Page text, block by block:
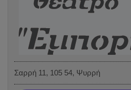
Σαρρή 11, 105 54, Ψυρρή